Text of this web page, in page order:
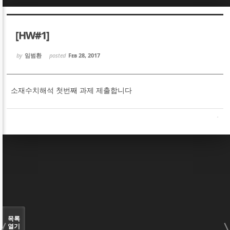
[HW#1]
by 임범환 posted Feb 28, 2017
소재수치해석 첫번째 과제 제출합니다
목록
열기
Sketchbook5, 스케치북5
Sketchbook5, 스케치북5
Sketchbook5, 스케치북5
Sketchbook5, 스케치북5